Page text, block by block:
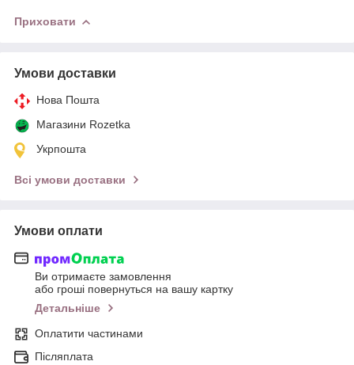
Приховати
Умови доставки
Нова Пошта
Магазини Rozetka
Укрпошта
Всі умови доставки
Умови оплати
Ви отримаєте замовлення
або гроші повернуться на вашу картку
Детальніше
Оплатити частинами
Післяплата